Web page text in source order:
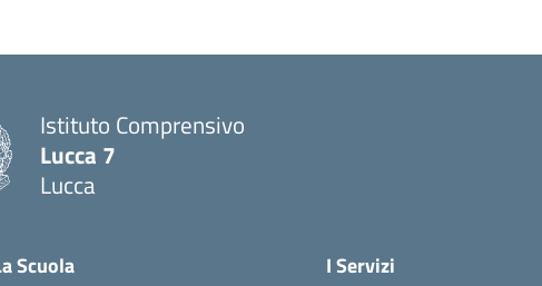
Istituto Comprensivo
Lucca 7
Lucca
Scuola I Servizi